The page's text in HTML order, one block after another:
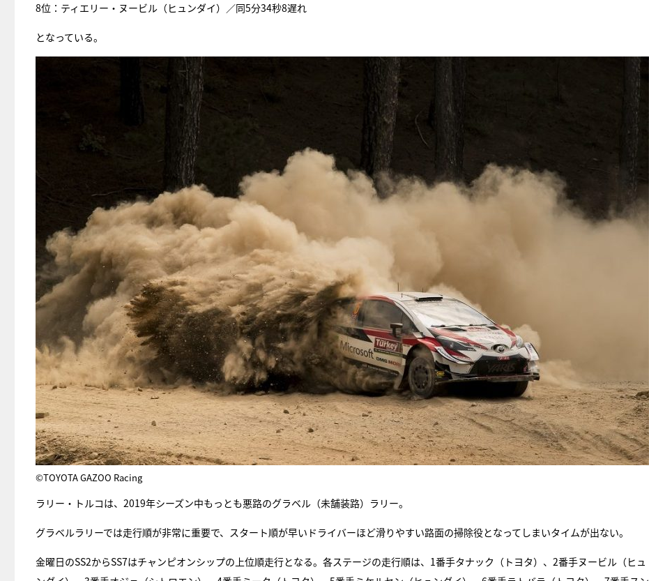
8位：ティエリー・ヌービル（ヒュンダイ）／同5分34秒8遅れ
となっている。
©TOYOTA GAZOO Racing
ラリー・トルコは、2019年シーズン中もっとも悪路のグラベル（未舗装路）ラリー。
グラベルラリーでは走行順が非常に重要で、スタート順が早いドライバーほど滑りやすい路面の掃除役となってしまいタイムが出ない。
金曜日のSS2からSS7はチャンピオンシップの上位順走行となる。各ステージの走行順は、1番手タナック（トヨタ）、2番手ヌービル（ヒュ